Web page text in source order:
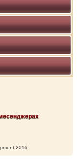
2016